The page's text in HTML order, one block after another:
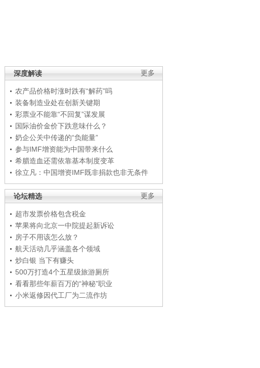
更多
深度解读
农产品价格时涨时跌有“解药”吗
装备制造业处在创新关键期
彩票业不能靠“不回复”谋发展
国际油价金价下跌意味什么？
奶企公关中传递的“负能量”
参与IMF增资能为中国带来什么
希腊造血还需依靠基本制度变革
徐立凡：中国增资IMF既非捐款也非无条件
更多
论坛精选
超市发票价格包含税金
苹果将向北京一中院提起新诉讼
房子不用该怎么放？
航天活动几乎涵盖各个领域
炒白银 当下有赚头
500万打造4个五星级旅游厕所
看看那些年薪百万的“神秘”职业
小米返修因代工厂为二流作坊